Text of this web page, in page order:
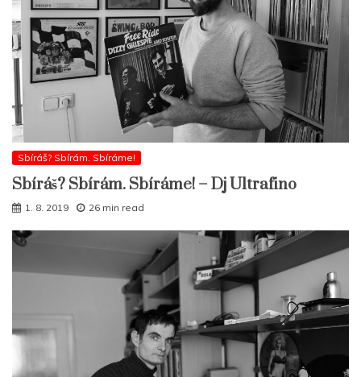
Sbíráš? Sbírám. Sbíráme!
Sbíráš? Sbírám. Sbíráme! – Dj Ultrafino
1. 8. 2019 26 min read